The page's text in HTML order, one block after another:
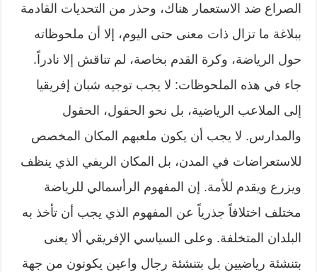
الصراع ضد الاستعمار هناك، وحذر من التحديات القادمة
ببلاغة ما تزال ذات معنى حتى اليوم، إلا أن ملحوظاته
حول الرياضة، وكرة القدم بخاصة، لم تناقش إلا نادراً.
جاء في هذه الملحوظات: لا يجب توجيه شبان إفريقيا
إلى الملاعب الرياضية، بل نحو الحقول، الحقول
والمدارس. لا يجب أن يكون ملعبهم المكان المخصص
للاستعراضات في المدن، بل المكان الريفي الذي ينظف
ويزرع ويقدم للأمة. إن المفهوم الرأسمالي للرياضة
مختلف اختلافاً جذرياً عن المفهوم الذي يجب أن تأخذ به
البلدان المتخلفة. وعلى السياسي الإفريقي ألا يعنى
بتنشئة رياضيين بل بتنشئة رجال واعين يكونون من جهة